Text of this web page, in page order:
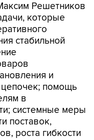
Решетников
которые
стабильной
и
цепочек; помощь
в
системные меры
поставок,
роста гибкости